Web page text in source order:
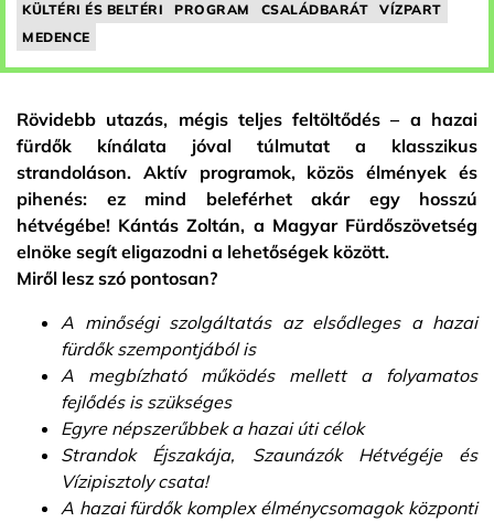
KÜLTÉRI ÉS BELTÉRI PROGRAM CSALÁDBARÁT
VÍZPART
MEDENCE
Rövidebb utazás, mégis teljes feltöltődés – a hazai
fürdők kínálata jóval túlmutat a klasszikus
strandoláson. Aktív programok, közös élmények és
pihenés: ez mind beleférhet akár egy hosszú
hétvégébe! Kántás Zoltán, a Magyar Fürdőszövetség
elnöke segít eligazodni a lehetőségek között.
Miről lesz szó pontosan?
A minőségi szolgáltatás az elsődleges a hazai
fürdők szempontjából is
A megbízható működés mellett a folyamatos
fejlődés is szükséges
Egyre népszerűbbek a hazai úti célok
Strandok Éjszakája, Szaunázók Hétvégéje és
Vízipisztoly csata!
A hazai fürdők komplex élménycsomagok központi